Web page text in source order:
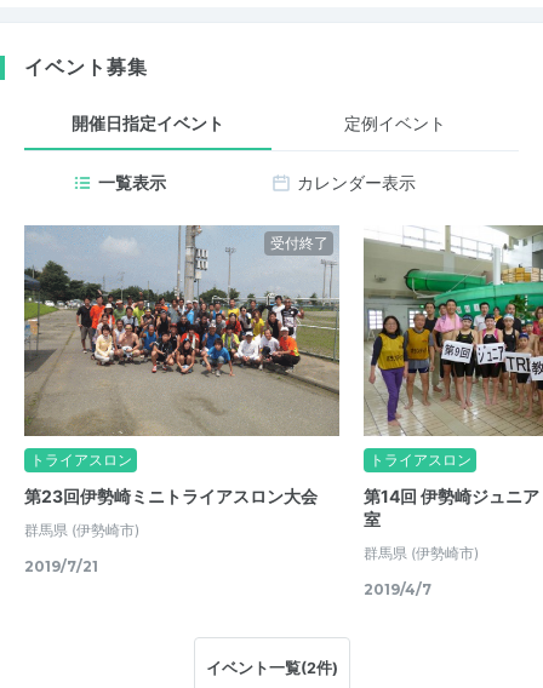
イベント募集
開催日指定イベント 定例イベント
一覧表示 カレンダー表示
受付終了
トライアスロン
第23回伊勢崎ミニトライアスロン大会
群馬県 (伊勢崎市)
2019/7/21
トライアスロン
第14回 伊勢崎ジュニ
室
群馬県 (伊勢崎市)
2019/4/7
イベント一覧(2件)